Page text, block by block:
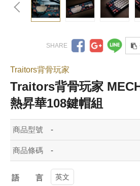
Traitors背骨玩家
Traitors背骨玩家
熱昇華108鍵帽組
商品型號 -
商品條碼 -
語言英文